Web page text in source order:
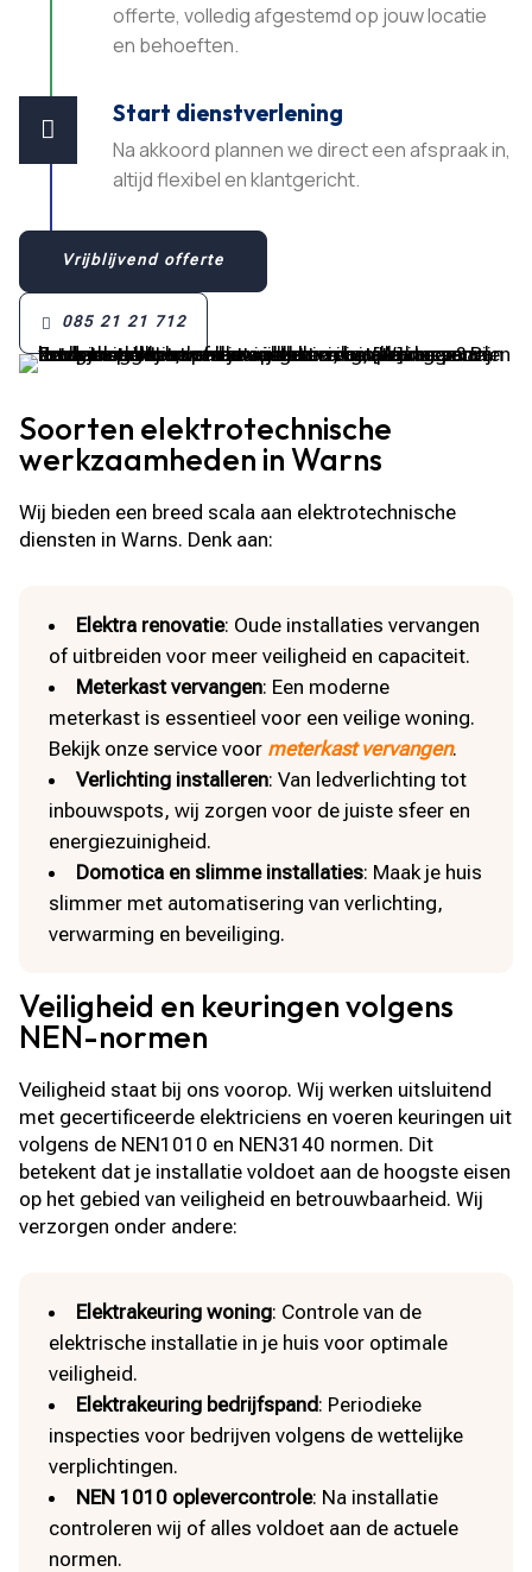
offerte, volledig afgestemd op jouw locatie
en behoeften.​

Start dienstverlening
Na akkoord plannen we direct een afspraak in,
altijd flexibel en klantgericht.​
Vrijblijvend offerte
085 21 21 712
Soorten elektrotechnische
werkzaamheden in Warns
Wij bieden een breed scala aan elektrotechnische
diensten in Warns. Denk aan:
Elektra renovatie: Oude installaties vervangen
of uitbreiden voor meer veiligheid en capaciteit.
Meterkast vervangen: Een moderne
meterkast is essentieel voor een veilige woning.
Bekijk onze service voor meterkast vervangen.
Verlichting installeren: Van ledverlichting tot
inbouwspots, wij zorgen voor de juiste sfeer en
energiezuinigheid.
Domotica en slimme installaties: Maak je huis
slimmer met automatisering van verlichting,
verwarming en beveiliging.
Veiligheid en keuringen volgens
NEN-normen
Veiligheid staat bij ons voorop. Wij werken uitsluitend
met gecertificeerde elektriciens en voeren keuringen uit
volgens de NEN1010 en NEN3140 normen. Dit
betekent dat je installatie voldoet aan de hoogste eisen
op het gebied van veiligheid en betrouwbaarheid. Wij
verzorgen onder andere:
Elektrakeuring woning: Controle van de
elektrische installatie in je huis voor optimale
veiligheid.
Elektrakeuring bedrijfspand: Periodieke
inspecties voor bedrijven volgens de wettelijke
verplichtingen.
NEN 1010 oplevercontrole: Na installatie
controleren wij of alles voldoet aan de actuele
normen.